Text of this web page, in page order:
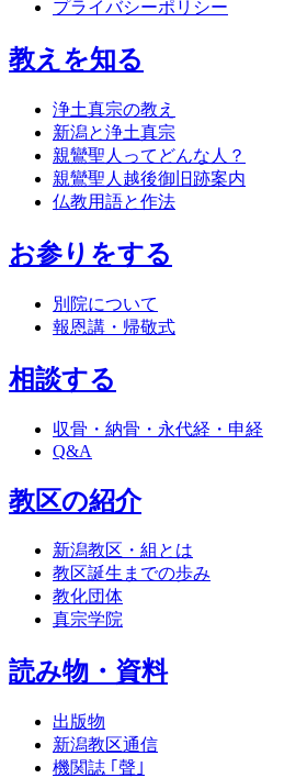
プライバシーポリシー
教えを知る
浄土真宗の教え
新潟と浄土真宗
親鸞聖人ってどんな人？
親鸞聖人越後御旧跡案内
仏教用語と作法
お参りをする
別院について
報恩講・帰敬式
相談する
収骨・納骨・永代経・申経
Q&A
教区の紹介
新潟教区・組とは
教区誕生までの歩み
教化団体
真宗学院
読み物・資料
出版物
新潟教区通信
機関誌 ｢聲｣